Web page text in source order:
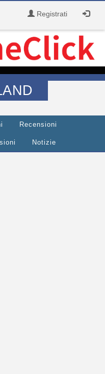
Registrati
Recensioni
Notizie